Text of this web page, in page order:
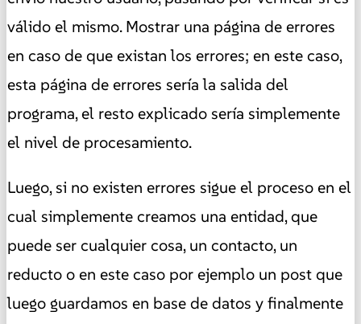
válido el mismo. Mostrar una página de errores
en caso de que existan los errores; en este caso,
esta página de errores sería la salida del
programa, el resto explicado sería simplemente
el nivel de procesamiento.
Luego, si no existen errores sigue el proceso en el
cual simplemente creamos una entidad, que
puede ser cualquier cosa, un contacto, un
reducto o en este caso por ejemplo un post que
luego guardamos en base de datos y finalmente